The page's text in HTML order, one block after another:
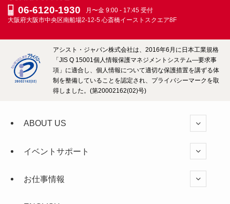
06-6120-1930
月〜金 9:00 - 17:45 受付
大阪府大阪市中央区南船場2-12-5 心斎橋イーストスクエア8F
アシスト・ジャパン株式会社は、2016年6月に日本工業規格
「JIS Q 15001個人情報保護マネジメントシステム―要求事
項」に適合し、個人情報について適切な保護措置を講ずる体
制を整備していることを認定され、プライバシーマークを取
得しました。(第20002162(02)号)
ABOUT US
イベントサポート
お仕事情報